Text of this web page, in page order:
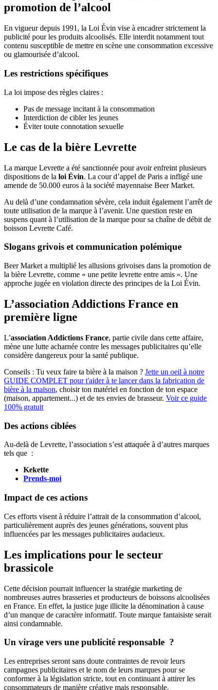
promotion de l’alcool
En vigueur depuis 1991, la Loi Évin vise à encadrer strictement la
publicité pour les produits alcoolisés. Elle interdit notamment tout
contenu susceptible de mettre en scène une consommation excessive
ou glamourisée d’alcool.
Les restrictions spécifiques
La loi impose des règles claires :
Pas de message incitant à la consommation
Interdiction de cibler les jeunes
Éviter toute connotation sexuelle
Le cas de la bière Levrette
La marque Levrette a été sanctionnée pour avoir enfreint plusieurs
dispositions de la loi Évin. La cour d’appel de Paris a infligé une
amende de 50.000 euros à la société mayennaise Beer Market.
Au delà d’une condamnation sévère, cela induit également l’arrêt de
toute utilisation de la marque à l’avenir. Une question reste en
suspens quant à l’utilisation de la marque pour sa chaîne de débit de
boisson Levrette Café.
Slogans grivois et communication polémique
Beer Market a multiplié les allusions grivoises dans la promotion de
la bière Levrette, comme « une petite levrette entre amis ». Une
approche jugée en violation directe des principes de la Loi Évin.
L’association Addictions France en
première ligne
L’association Addictions France, partie civile dans cette affaire,
mène une lutte acharnée contre les messages publicitaires qu’elle
considère dangereux pour la santé publique.
Conseils : Tu veux faire ta bière à la maison ? Jette un oeil à notre
GUIDE COMPLET pour t'aider à te lancer dans la fabrication de
bière à la maison, choisir ton matériel en fonction de ton espace
(maison, appartement...) et de tes envies de brasseur. Voir ce guide
100% gratuit
Des actions ciblées
Au-delà de Levrette, l’association s’est attaquée à d’autres marques
tels que :
Kekette
Prends-moi
Impact de ces actions
Ces efforts visent à réduire l’attrait de la consommation d’alcool,
particulièrement auprès des jeunes générations, souvent plus
influencées par les messages publicitaires audacieux.
Les implications pour le secteur
brassicole
Cette décision pourrait influencer la stratégie marketing de
nombreuses autres brasseries et producteurs de boissons alcoolisées
en France. En effet, la justice juge illicite la dénomination à cause
d’un manque de caractère informatif. Toute marque fantaisiste serait
ainsi condamnable.
Un virage vers une publicité responsable ?
Les entreprises seront sans doute contraintes de revoir leurs
campagnes publicitaires et le nom de leurs marques pour se
conformer à la législation stricte, tout en continuant à attirer les
consommateurs de manière créative mais responsable.